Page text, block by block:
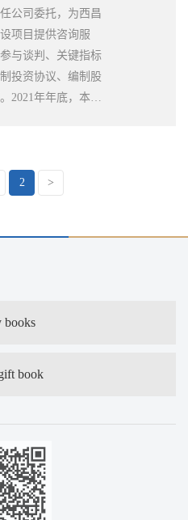
公司委托，为西昌
项目提供咨询服
与谈判、关键指标
投资协议、编制股
2021年年底，本项
2 >
books
book